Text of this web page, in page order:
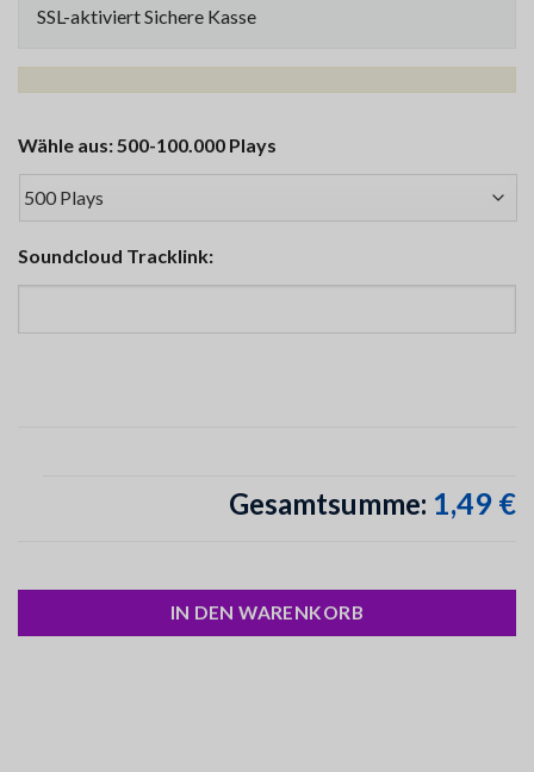
SSL-aktiviert Sichere Kasse
Wähle aus: 500-100.000 Plays
Soundcloud Tracklink:
Gesamtsumme: 1,49 €
IN DEN WARENKORB